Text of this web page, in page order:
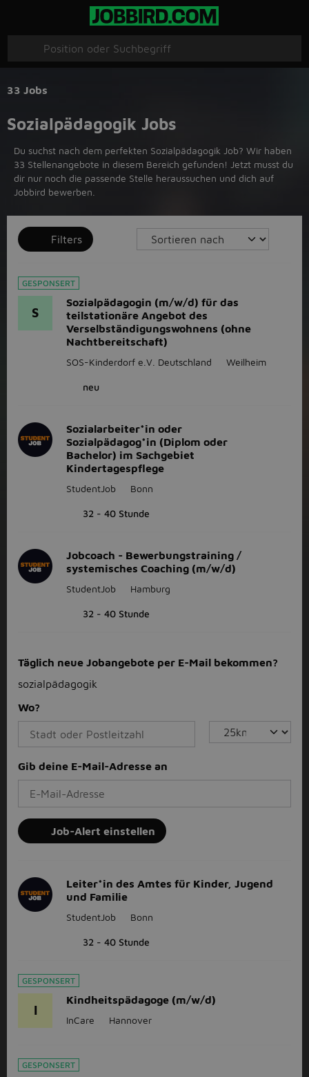
33 Jobs
Sozialpädagogik Jobs
Du suchst nach dem perfekten Sozialpädagogik Job? Wir haben
33 Stellenangebote in diesem Bereich gefunden! Jetzt musst du
dir nur noch die passende Stelle heraussuchen und dich auf
Jobbird bewerben.
Filters
GESPONSERT
S
Sozialpädagogin (m/w/d) für das
teilstationäre Angebot des
Verselbständigungswohnens (ohne
Nachtbereitschaft)
SOS-Kinderdorf e.V. Deutschland Weilheim
neu
Sozialarbeiter*in oder
Sozialpädagog*in (Diplom oder
Bachelor) im Sachgebiet
Kindertagespflege
StudentJob Bonn
32 - 40 Stunde
Jobcoach - Bewerbungstraining /
systemisches Coaching (m/w/d)
StudentJob Hamburg
32 - 40 Stunde
Täglich neue Jobangebote per E-Mail bekommen?
sozialpädagogik
Wo?
Gib deine E-Mail-Adresse an
Job-Alert einstellen
Leiter*in des Amtes für Kinder, Jugend
und Familie
StudentJob Bonn
32 - 40 Stunde
GESPONSERT
I
Kindheitspädagoge (m/w/d)
InCare Hannover
GESPONSERT